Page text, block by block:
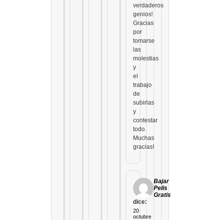
verdaderos
genios!
Gracias
por
tomarse
las
molestias
y
el
trabajo
de
subirlas
y
contestar
todo.
Muchas
gracias!
Bajar
Pelis
Gratis
dice:
20
octubre